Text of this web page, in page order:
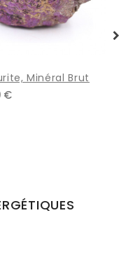
De Quartz Titane...
€